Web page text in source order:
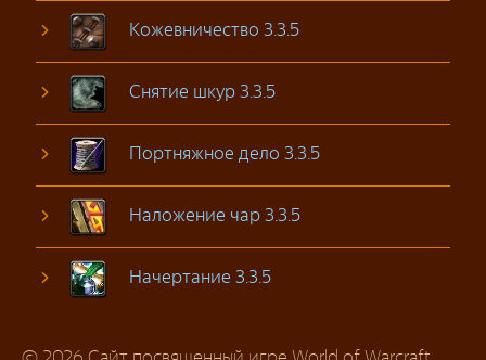
Кожевничество 3.3.5
Снятие шкур 3.3.5
Портняжное дело 3.3.5
Наложение чар 3.3.5
Начертание 3.3.5